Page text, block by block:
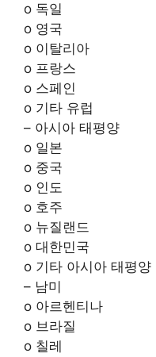
o 독일
o 영국
o 이탈리아
o 프랑스
o 스페인
o 기타 유럽
– 아시아 태평양
o 일본
o 중국
o 인도
o 호주
o 뉴질랜드
o 대한민국
o 기타 아시아 태평양
– 남미
o 아르헨티나
o 브라질
o 칠레